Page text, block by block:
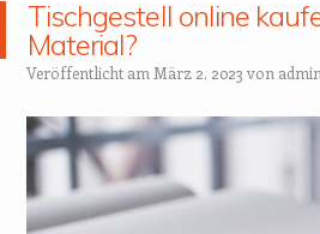
Tischgestell online
Material?
Veröffentlicht am März 2, 2023 von admin